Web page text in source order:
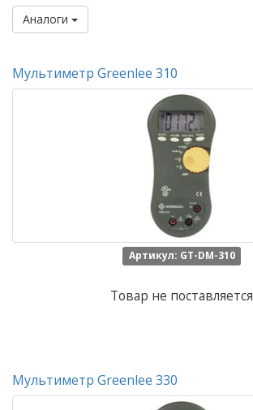
Аналоги
Мультиметр Greenlee 310
Артикул: GT-DM-310
Товар не поставляется
Мультиметр Greenlee 330